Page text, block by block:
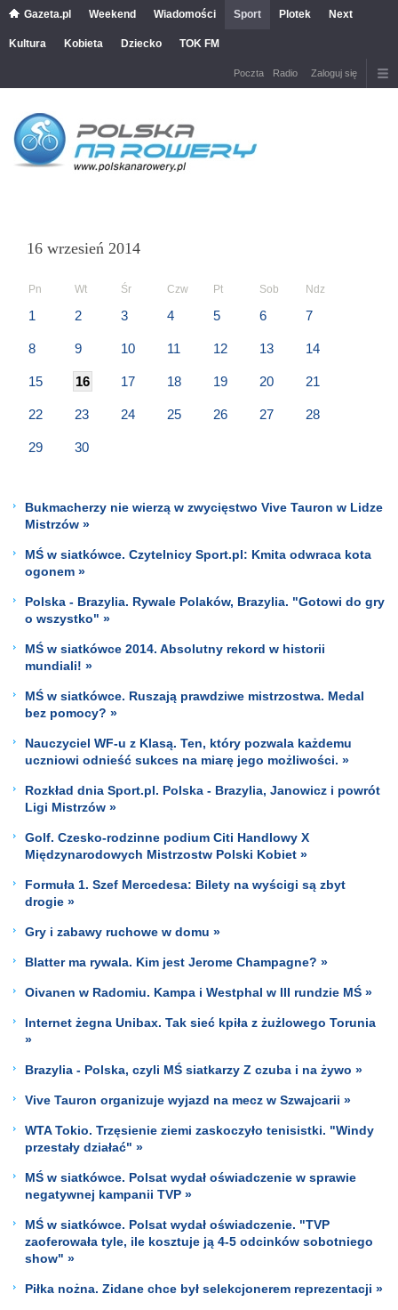
Gazeta.pl Weekend Wiadomości Sport Plotek Next
Kultura Kobieta Dziecko TOK FM
Poczta Radio Zaloguj się
16 wrzesień 2014
Pn Wt Śr Czw Pt Sob Ndz
1 2 3 4 5 6 7
8 9 10 11 12 13 14
15 16 17 18 19 20 21
22 23 24 25 26 27 28
29 30
Bukmacherzy nie wierzą w zwycięstwo Vive Tauron w Lidze
Mistrzów »
MŚ w siatkówce. Czytelnicy Sport.pl: Kmita odwraca kota
ogonem »
Polska - Brazylia. Rywale Polaków, Brazylia. "Gotowi do gry
o wszystko" »
MŚ w siatkówce 2014. Absolutny rekord w historii
mundiali! »
MŚ w siatkówce. Ruszają prawdziwe mistrzostwa. Medal
bez pomocy? »
Nauczyciel WF-u z Klasą. Ten, który pozwala każdemu
uczniowi odnieść sukces na miarę jego możliwości. »
Rozkład dnia Sport.pl. Polska - Brazylia, Janowicz i powrót
Ligi Mistrzów »
Golf. Czesko-rodzinne podium Citi Handlowy X
Międzynarodowych Mistrzostw Polski Kobiet »
Formuła 1. Szef Mercedesa: Bilety na wyścigi są zbyt
drogie »
Gry i zabawy ruchowe w domu »
Blatter ma rywala. Kim jest Jerome Champagne? »
Oivanen w Radomiu. Kampa i Westphal w III rundzie MŚ »
Internet żegna Unibax. Tak sieć kpiła z żużlowego Torunia
»
Brazylia - Polska, czyli MŚ siatkarzy Z czuba i na żywo »
Vive Tauron organizuje wyjazd na mecz w Szwajcarii »
WTA Tokio. Trzęsienie ziemi zaskoczyło tenisistki. "Windy
przestały działać" »
MŚ w siatkówce. Polsat wydał oświadczenie w sprawie
negatywnej kampanii TVP »
MŚ w siatkówce. Polsat wydał oświadczenie. "TVP
zaoferowała tyle, ile kosztuje ją 4-5 odcinków sobotniego
show" »
Piłka nożna. Zidane chce był selekcjonerem reprezentacji »